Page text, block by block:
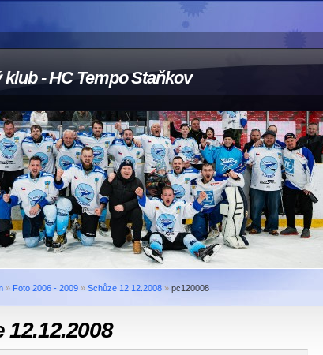
- HC Tempo Staňkov
» Foto 2006 - 2009 » Schůze 12.12.2008 » pc120008
12.12.2008